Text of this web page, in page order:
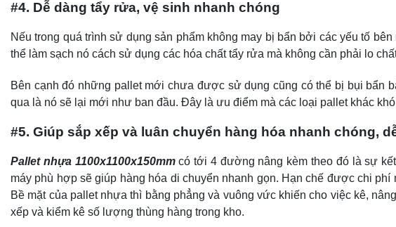
#4. Dễ dàng tẩy rửa, vệ sinh nhanh chóng
Nếu trong quá trình sử dụng sản phẩm không may bị bẩn bởi các yếu tố
thể làm sạch nó cách sử dụng các hóa chất tẩy rửa mà không cần phải lo
Bên cạnh đó những pallet mới chưa được sử dụng cũng có thể bị bụi bẩn
qua là nó sẽ lại mới như ban đầu. Đây là ưu điểm mà các loại pallet khác
#5. Giúp sắp xếp và luân chuyển hàng hóa nhanh chóng,
Pallet nhựa 1100x1100x150mmcó tới 4 đường nâng kèm theo đó là sự
máy phù hợp sẽ giúp hàng hóa di chuyển nhanh gọn. Hạn chế được chi phí
Bề mặt của pallet nhựa thì bằng phẳng và vuông vức khiến cho việc kê,
xếp và kiểm kê số lượng thùng hàng trong kho.